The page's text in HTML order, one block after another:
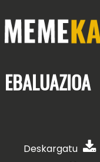
EBALUAZIOA
Deskargatu